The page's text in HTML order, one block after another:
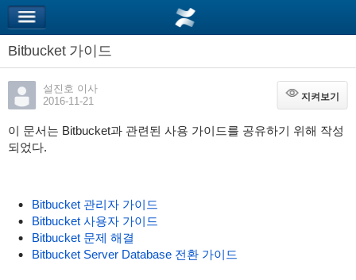
Bitbucket 가이드
설진호 이사
2016-11-21
지켜보기
지켜보기
이 문서는 Bitbucket과 관련된 사용 가이드를 공유하기 위해 작성
되었다.
Bitbucket 관리자 가이드
Bitbucket 사용자 가이드
Bitbucket 문제 해결
Bitbucket Server Database 전환 가이드